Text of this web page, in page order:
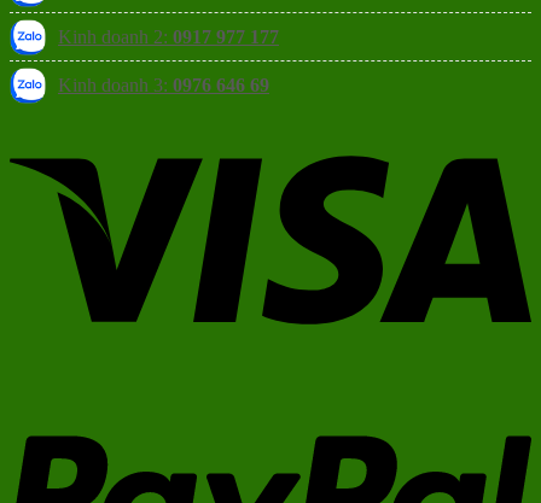
Kinh doanh 2: 0917 977 177
Kinh doanh 3: 0976 646 69